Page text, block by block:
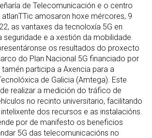
de Telecomunicación e o centro
amosaron hoxe mércores, 9
as vantaxes da tecnoloxía 5G en
e a xestión da mobilidade.
os resultados do proxecto
do Plan Nacional 5G financiado por
tamén participa a Axencia para a
de Galicia (Amtega). Este
realizar a medición do tráfico de
no recinto universitario, facilitando
dos recursos e as instalacións.
por de manifesto os beneficios
5G das telecomunicacións no